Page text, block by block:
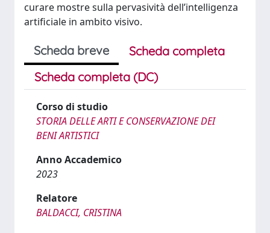
curare mostre sulla pervasività dell’intelligenza
artificiale in ambito visivo.
Scheda breve
Scheda completa
Scheda completa (DC)
Corso di studio
STORIA DELLE ARTI E CONSERVAZIONE DEI
BENI ARTISTICI
Anno Accademico
2023
Relatore
BALDACCI, CRISTINA